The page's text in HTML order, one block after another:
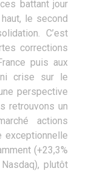
battant jour
le second
C’est
corrections
puis aux
crise sur le
perspective
retrouvons un
actions
exceptionnelle
(+23,3%
plutôt